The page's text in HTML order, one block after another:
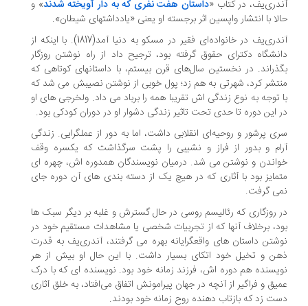
در کتاب «داستان هفت نفری که به دار آویخته شدند» و
با انتشار واپسین اثر برجسته او یعنی «یادداشتهای شیطان».
آندری‌یف در خانواده‌ای فقیر در مسکو به دنیا آمد(1817). با اینکه از
دکترای حقوق گرفته بود، ترجیح داد از راه نوشتن روزگار
در نخستین سال‌های قرن بیستم، با داستانهای کوتاهی که
کرد، شهرتی به هم زد؛ پول خوبی از نوشتن نصیبش می شد که
توجه به نوع زندگی اش تقریبا همه را برباد می داد. ولخرجی های او
این دوره تا حدی تحت تاثیر زندگی دشوار او در دوران کودکی بود.
پرشور و روحیه‌ای انقلابی داشت، اما به دور از عملگرایی. زندگی
و بدور از فراز و نشیبی را پشت سرگذاشت که یکسره وقف
و نوشتن می شد. درمیان نویسندگان همدوره اش، چهره ای
بود با آثاری که در هیچ یک از دسته بندی های آن دوره جای
گرفت.
روزگاری که رئالیسم روسی در حال گسترش و غلبه بر دیگر سبک ها
برخلاف آنها که از تجربیات شخصی یا مشاهدات مستقیم خود در
داستان های واقعگرایانه بهره می گرفتند، آندر‌ی‌یف به قدرت
و تخیل خود اتکای بسیار داشت. با این حال او بیش از هر
هم دوره اش، فرزند زمانه خود بود. نویسنده ای که با درک
و فراگیر از آنچه در جهان پیرامونش اتفاق می‌افتاد، به خلق آثاری
زد که بازتاب دهنده روح زمانه خود بودند.